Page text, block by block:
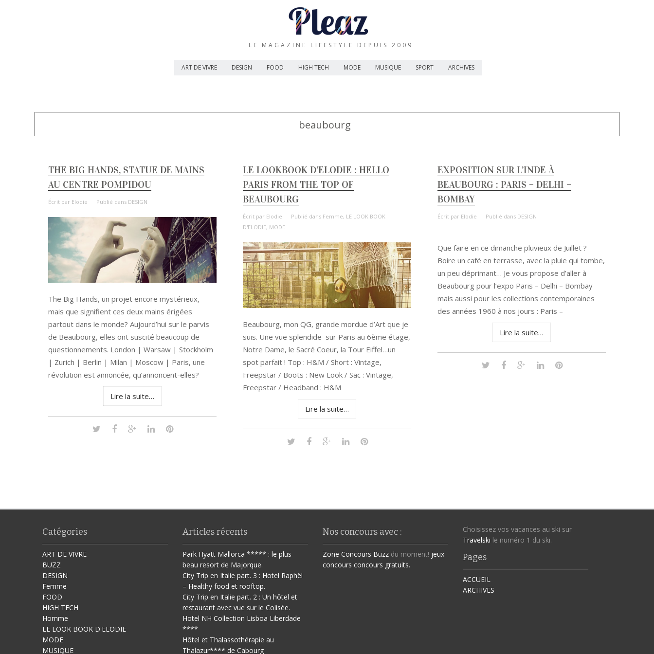
LE MAGAZINE LIFESTYLE DEPUIS 2009
ART DE VIVRE DESIGN FOOD HIGH TECH MODE MUSIQUE SPORT ARCHIVES
beaubourg
THE BIG HANDS, STATUE DE MAINS
AU CENTRE POMPIDOU
Écrit par Elodie Publié dans DESIGN
The Big Hands, un projet encore mystérieux,
mais que signifient ces deux mains érigées
partout dans le monde? Aujourd’hui sur le parvis
de Beaubourg, elles ont suscité beaucoup de
questionnements. London | Warsaw | Stockholm
| Zurich | Berlin | Milan | Moscow | Paris, une
révolution est annoncée, qu’annoncent-elles?
Lire la suite…
LE LOOKBOOK D’ELODIE : HELLO
PARIS FROM THE TOP OF
BEAUBOURG
Écrit par Elodie Publié dans Femme, LE LOOK BOOK
D'ELODIE, MODE
Beaubourg, mon QG, grande mordue d’Art que je
suis. Une vue splendide sur Paris au 6ème étage,
Notre Dame, le Sacré Coeur, la Tour Eiffel…un
spot parfait ! Top : H&M / Short : Vintage,
Freepstar / Boots : New Look / Sac : Vintage,
Freepstar / Headband : H&M
Lire la suite…
EXPOSITION SUR L’INDE À
BEAUBOURG : PARIS – DELHI –
BOMBAY
Écrit par Elodie Publié dans DESIGN
Que faire en ce dimanche pluvieux de Juillet ?
Boire un café en terrasse, avec la pluie qui tombe,
un peu déprimant… Je vous propose d’aller à
Beaubourg pour l’expo Paris – Delhi – Bombay
mais aussi pour les collections contemporaines
des années 1960 à nos jours : Paris –
Lire la suite…
Catégories
ART DE VIVRE
BUZZ
DESIGN
Femme
FOOD
HIGH TECH
Homme
LE LOOK BOOK D'ELODIE
MODE
MUSIQUE
Articles récents
Park Hyatt Mallorca ***** : le plus
beau resort de Majorque.
City Trip en Italie part. 3 : Hotel Raphël
– Healthy food et rooftop.
City Trip en Italie part. 2 : Un hôtel et
restaurant avec vue sur le Colisée.
Hotel NH Collection Lisboa Liberdade
****
Hôtel et Thalassothérapie au
Thalazur**** de Cabourg
Nos concours avec :
Zone Concours Buzz du moment! jeux
concours concours gratuits.
Choisissez vos vacances au ski sur
Travelski le numéro 1 du ski.
Pages
ACCUEIL
ARCHIVES